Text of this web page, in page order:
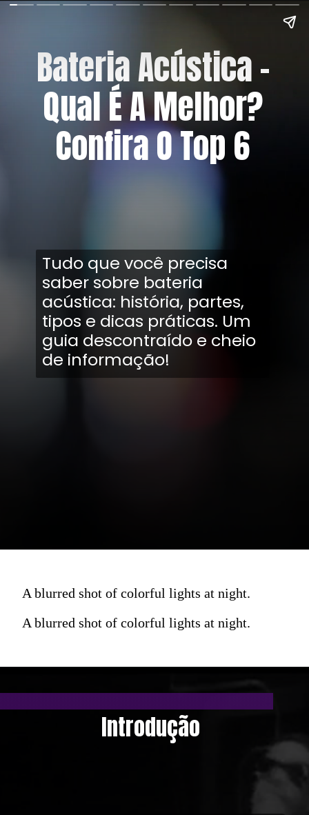
Bateria Acústica –
Qual É A Melhor?
Confira O Top 6
Tudo que você precisa
saber sobre bateria
acústica: história, partes,
tipos e dicas práticas. Um
guia descontraído e cheio
de informação!
A blurred shot of colorful lights at night.
A blurred shot of colorful lights at night.
Introdução